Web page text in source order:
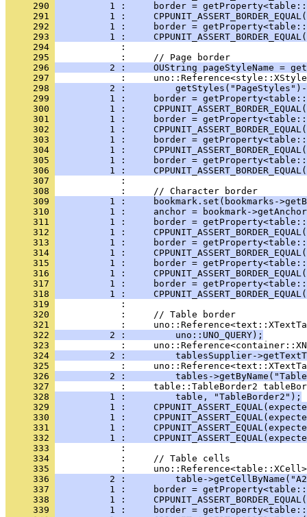
     290
1 :     border =
     291
1 :
     292
1 :     border =
     293
1 :
     294
     295
     296
2 :     OUString pageStyleName =
     297
     298
2 :
     299
1 :     border =
     300
1 :
     301
1 :     border =
     302
1 :
     303
1 :     border =
     304
1 :
     305
1 :     border =
     306
1 :
     307
     308
     309
1 :     bookmark.set(bookmarks-
     310
1 :     anchor = bookmark-
     311
1 :     border =
     312
1 :
     313
1 :     border =
     314
1 :
     315
1 :     border =
     316
1 :
     317
1 :     border =
     318
1 :
     319
     320
     321
     322
          2 :         uno::UNO_QUERY);
     323
     324
2 :         tablesSupplier-
     325
     326
2 :         tables-
     327
     328
          1 :         table, "TableBorder2");
     329
1 :
     330
1 :
     331
1 :
     332
1 :
     333
     334
     335
     336
2 :         table-
     337
1 :     border =
     338
1 :
     339
1 :     border =